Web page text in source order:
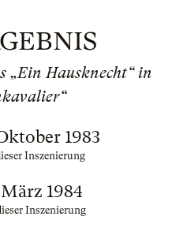
„Ein Hausknecht“ in
1983
Inszenierung
1984
Inszenierung